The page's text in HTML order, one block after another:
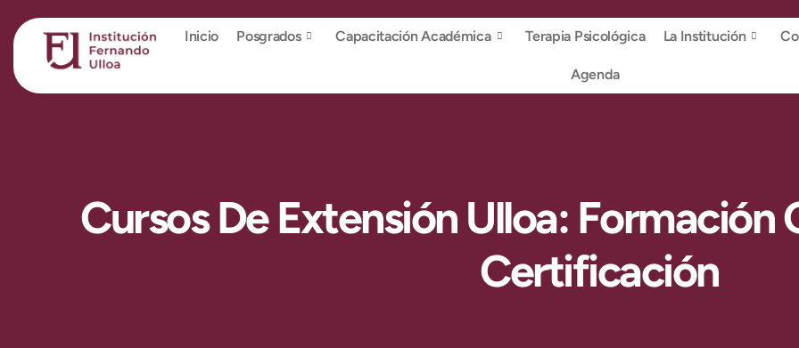
Inicio Posgrados Capacitación Académica Terapia Psicológica La Institución
Agenda
Cursos De Extensión Ulloa: Formación
Certificación